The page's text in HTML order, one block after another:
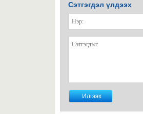
Сэтгэгдэл үлдээх